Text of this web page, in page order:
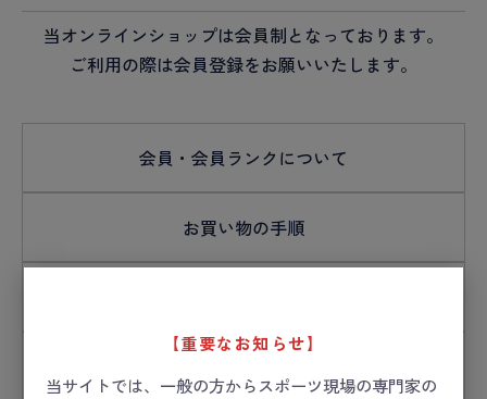
【重要なお知らせ】
当サイトでは、一般の方からスポーツ現場の専門家の
当オンラインショップは会員制となっております。
ご利用の際は会員登録をお願いいたします。
会員・会員ランクについて
お買い物の手順